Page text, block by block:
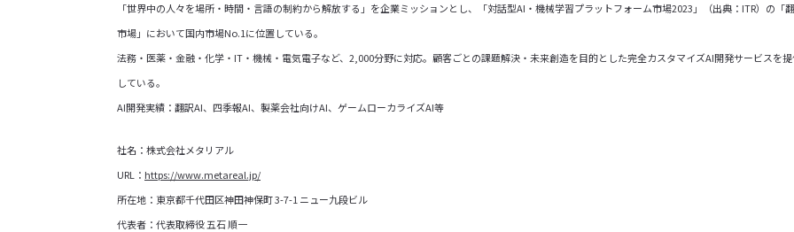
「世界中の人々を場所・時間・言語の制約から解放する」を企業ミッションとし、「対話型AI・機械学習プラットフォーム市場2023」（出典：ITR）の「
市場」において国内市場No.1に位置している。
法務・医薬・金融・化学・IT・機械・電気電子など、2,000分野に対応。顧客ごとの課題解決・未来創造を目的とした完全カスタマイズAI開発サービスを
している。
AI開発実績：翻訳AI、四季報AI、製薬会社向けAI、ゲームローカライズAI等
社名：株式会社メタリアル
URL： https://www.metareal.jp/
所在地：東京都千代田区神田神保町 3-7-1 ニュー九段ビル
代表者：代表取締役 五石 順一